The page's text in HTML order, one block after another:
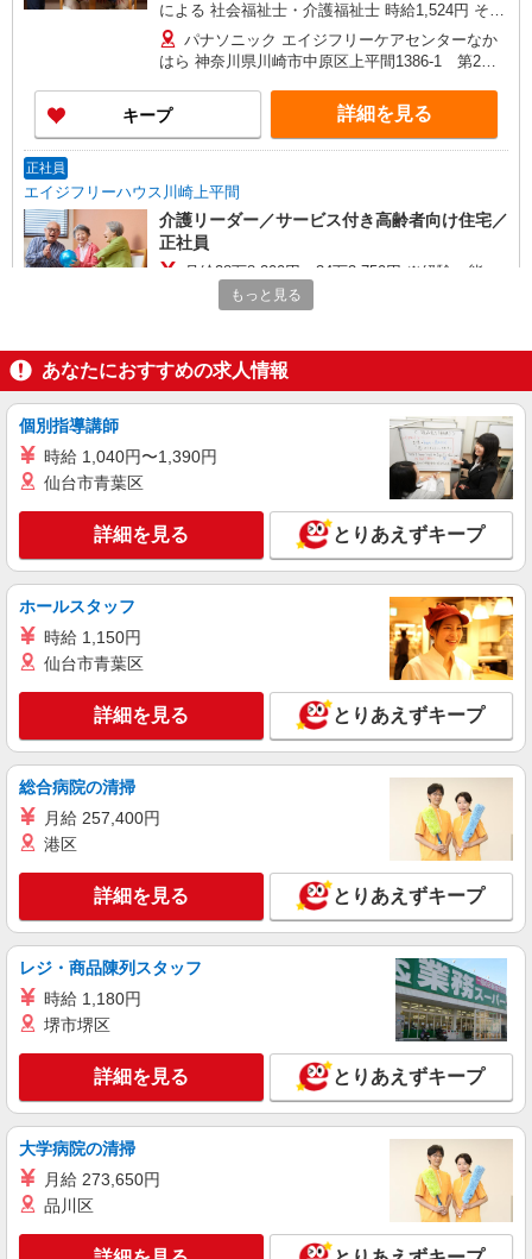
による 社会福祉士・介護福祉士 時給1,524円 その
他資格 時給1,333円 ※一律処遇改善加算含む 〇時
間外勤務手当 〇土日祝勤務手当 〇無事故無違反表
彰金 〇年末年始勤務手当
パナソニック エイジフリーケアセンターなか
はら 神奈川県川崎市中原区上平間1386-1 第2ヤ
キープ 詳細を見る
正社員
エイジフリーハウス川崎上平間
介護リーダー／サービス付き高齢者向け住宅／
正社員
月給28万8,200円〜34万3,750円 ※経験・能
力・前職給与を考慮の上、決定します ※夜勤手当
6,000円/4回を含む ※一律処遇改善加算含む ※夜
〇業務手当 〇首都圏手当 〇時間外勤務手当 〇夜
勤手当 〇深夜勤務手当 〇休日勤務手当 〇年末年
始勤務手当
詳細を見る
パート
パナソニック エイジフリーケアセンターなかはら
訪問入浴／介護職／運転なし／パート／勤務日
数は応相談
時給1,549円〜1,612円 ※経験・能力・資格等
による ※一律処遇改善加算含む 〇時間外勤務手当
〇土日祝勤務手当 〇年末年始勤務手当
パナソニック エイジフリーケアセンターなか
はら 神奈川県川崎市中原区上平間1386-1 第2ヤ
詳細を見る
パナソニック エイジフリーケアセンターなかはら
訪問入浴／介護職／運転あり／パート／勤務日
数は応相談
時給1,549円〜1,612円 ※経験・能力・資格等
による ※一律処遇改善加算含む 〇時間外勤務手当
〇土日祝勤務手当 〇無事故無違反表彰金 〇年末年
始勤務手当
パナソニック エイジフリーケアセンターなか
はら 神奈川県川崎市中原区上平間1386-1 第2ヤ
マサンビル2F
キープ 詳細を見る
正社員
介護職／サービス付き高齢者向け住宅／正社員
／夜勤は月4〜5回
力・資格等による 初任者研修 月給 24万7,450円
実務者研修 月給 25万1,160円 介護福祉士 月給 26
万3,510円 社会福祉士 月給 26万9,670円 ※一律処
遇改善加算含む ※夜勤手当6,000円/4回を含む 〇
資格手当 〇職種手当 〇業務手当 〇首都圏手当 〇
時間外勤務手当 〇夜勤手当 〇深夜勤務手当 〇休
エイジフリーハウス川崎上平間 神奈川県川崎
キープ 詳細を見る
もっと見る
あなたにおすすめの求人情報
個別指導講師
時給 1,040円〜1,390円
仙台市青葉区
詳細を見る とりあえずキープ
ホールスタッフ
時給 1,150円
仙台市青葉区
詳細を見る とりあえずキープ
総合病院の清掃
月給 257,400円
港区
詳細を見る とりあえずキープ
レジ・商品陳列スタッフ
時給 1,180円
堺市堺区
詳細を見る とりあえずキープ
大学病院の清掃
月給 273,650円
品川区